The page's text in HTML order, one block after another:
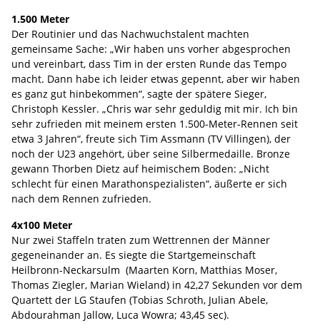
1.500 Meter
Der Routinier und das Nachwuchstalent machten
gemeinsame Sache: „Wir haben uns vorher abgesprochen
und vereinbart, dass Tim in der ersten Runde das Tempo
macht. Dann habe ich leider etwas gepennt, aber wir haben
es ganz gut hinbekommen“, sagte der spätere Sieger,
Christoph Kessler. „Chris war sehr geduldig mit mir. Ich bin
sehr zufrieden mit meinem ersten 1.500-Meter-Rennen seit
etwa 3 Jahren“, freute sich Tim Assmann (TV Villingen), der
noch der U23 angehört, über seine Silbermedaille. Bronze
gewann Thorben Dietz auf heimischem Boden: „Nicht
schlecht für einen Marathonspezialisten“, äußerte er sich
nach dem Rennen zufrieden.
4x100 Meter
Nur zwei Staffeln traten zum Wettrennen der Männer
gegeneinander an. Es siegte die Startgemeinschaft
Heilbronn-Neckarsulm (Maarten Korn, Matthias Moser,
Thomas Ziegler, Marian Wieland) in 42,27 Sekunden vor dem
Quartett der LG Staufen (Tobias Schroth, Julian Abele,
Abdourahman Jallow, Luca Wowra; 43,45 sec).